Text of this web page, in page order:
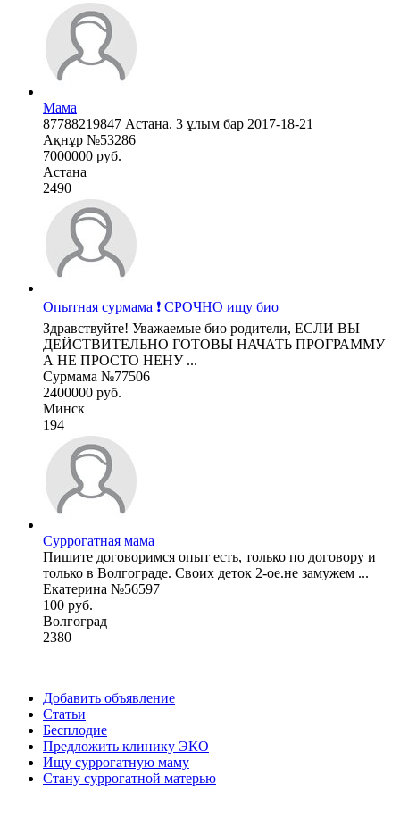
Мама
87788219847 Астана. 3 ұлым бар 2017-18-21
Ақнұр №53286
7000000 руб.
Астана
2490
Опытная сурмама ❗ СРОЧНО ищу био
Здравствуйте! Уважаемые био родители, ЕСЛИ ВЫ
ДЕЙСТВИТЕЛЬНО ГОТОВЫ НАЧАТЬ ПРОГРАММУ
А НЕ ПРОСТО НЕНУ ...
Сурмама №77506
2400000 руб.
Минск
194
Суррогатная мама
Пишите договоримся опыт есть, только по договору и
только в Волгограде. Своих деток 2-ое.не замужем ...
Екатерина №56597
100 руб.
Волгоград
2380
Добавить объявление
Статьи
Бесплодие
Предложить клинику ЭКО
Ищу суррогатную маму
Стану суррогатной матерью